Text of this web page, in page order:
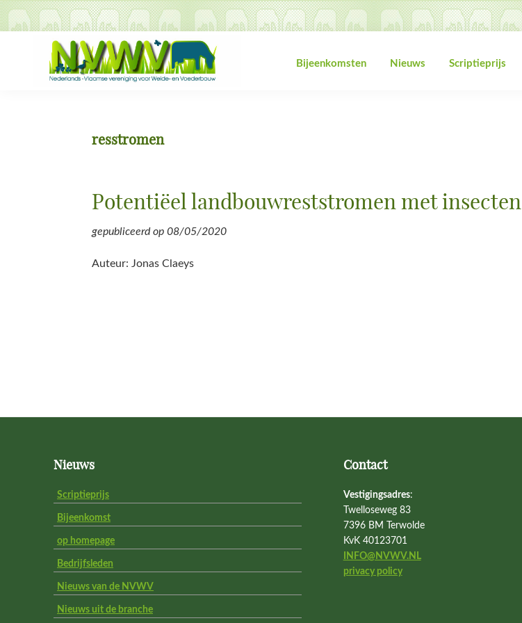
Spring
naar
hoofdnavigatie
Door
naar
Spring
naar
Spring
naar
Bijeenkomsten Nieuws Scriptieprijs
resstromen
Potentiëel landbouwreststromen met insecten
gepubliceerd op 08/05/2020
Auteur: Jonas Claeys
Nieuws
Scriptieprijs
Bijeenkomst
op homepage
Bedrijfsleden
Nieuws van de NVWV
Nieuws uit de branche
Contact
Vestigingsadres:
Twelloseweg 83
7396 BM Terwolde
KvK 40123701
INFO@NVWV.NL
privacy policy